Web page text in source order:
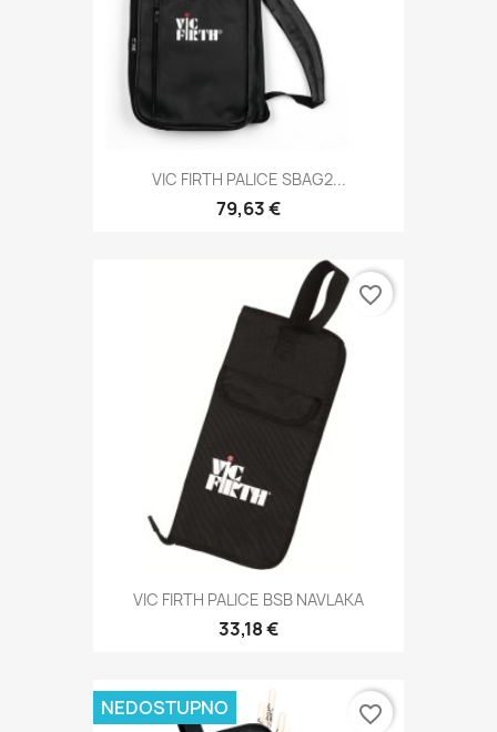
VIC FIRTH PALICE SBAG2...
79,63 €
VIC FIRTH PALICE BSB NAVLAKA
33,18 €
favorite_border
NEDOSTUPNO favorite_border